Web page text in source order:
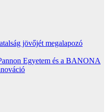
jövőjét megalapozó
Egyetem és a BANONA